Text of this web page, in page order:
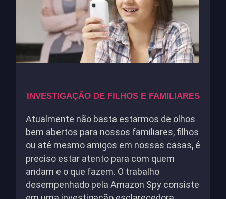
INVESTIGAÇÃO DE FILHOS E FAMILIARES
Atualmente não basta estarmos de olhos
bem abertos para nossos familiares, filhos
ou até mesmo amigos em nossas casas, é
preciso estar atento para com quem
andam e o que fazem. O trabalho
desempenhado pela Amazon Spy consiste